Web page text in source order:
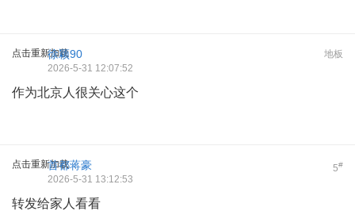
点击重新加载 地板
徐颖90
2026-5-31 12:07:52
作为北京人很关心这个
点击重新加载 5#
首都蒋豪
2026-5-31 13:12:53
转发给家人看看